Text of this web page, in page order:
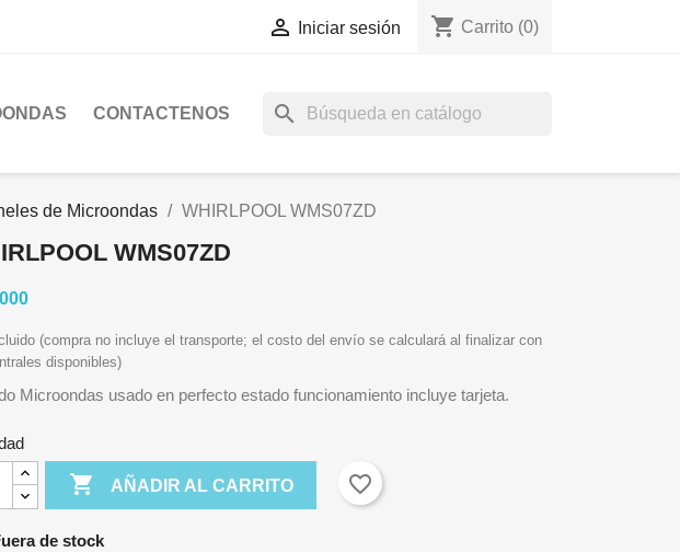
 Iniciar sesión shopping_cart Carrito (0)
CONTACTENOS search
de Microondas WHIRLPOOL WMS07ZD
WMS07ZD
(compra no incluye el transporte; el costo del envío se calculará al finalizar con
disponibles)
Microondas usado en perfecto estado funcionamiento incluye tarjeta.
 AÑADIR AL CARRITO favorite_border
de stock